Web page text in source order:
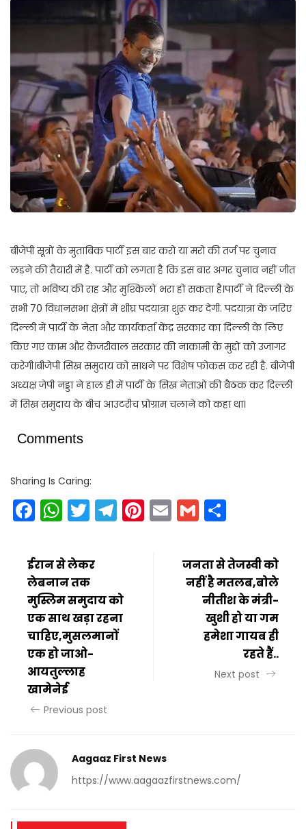
बीजेपी सूत्रों के मुताबिक पार्टी इस बार करो या मरो की तर्ज पर चुनाव
लड़ने की तैयारी में है. पार्टी को लगता है कि इस बार अगर चुनाव नहीं जीत
पाए, तो भविष्य की राह और मुश्किलों भरा हो सकता है।पार्टी ने दिल्ली के
सभी 70 विधानसभा क्षेत्रों में शीघ्र पदयात्रा शुरू कर देगी. पदयात्रा के जरिए
दिल्ली में पार्टी के नेता और कार्यकर्ता केंद्र सरकार का दिल्ली के लिए
किए गए काम और केजरीवाल सरकार की नाकामी के मुद्दों को उजागर
करेगी।बीजेपी सिख समुदाय को साधने पर विशेष फोकस कर रही है. बीजेपी
अध्यक्ष जेपी नड्डा ने हाल ही में पार्टी के सिख नेताओं की बैठक कर दिल्ली
में सिख समुदाय के बीच आउटरीच प्रोग्राम चलाने को कहा था।
Comments
Sharing Is Caring:
Facebook
WhatsApp
Twitter
Telegram
Pinterest
EmailGmail
ईरान से लेकर
लेबनान तक
मुस्लिम समुदाय को
एक साथ खड़ा रहना
चाहिए,मुसलमानों
एक हो जाओ-
आयतुल्लाह
खामेनेई
Previous post
जनता से तेजस्वी को
नहीं है मतलब,बोले
नीतीश के मंत्री-
खुशी हो या गम
हमेशा गायब ही
रहते हैं..
Next post
Aagaaz First News
https://www.aagaazfirstnews.com/